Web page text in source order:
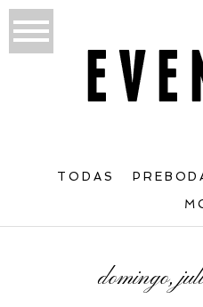
TODAS
domingo,